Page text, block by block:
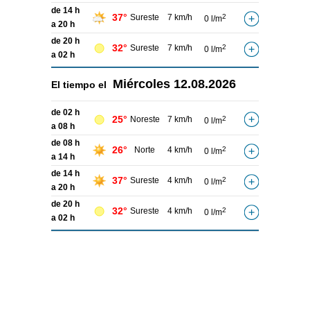
de 14 h
a 20 h
37° Sureste 7 km/h 0 l/m2
de 20 h
a 02 h
32° Sureste 7 km/h 0 l/m2
El tiempo el Miércoles 12.08.2026
de 02 h
a 08 h
25° Noreste 7 km/h 0 l/m2
de 08 h
a 14 h
26° Norte 4 km/h 0 l/m2
de 14 h
a 20 h
37° Sureste 4 km/h 0 l/m2
de 20 h
a 02 h
32° Sureste 4 km/h 0 l/m2